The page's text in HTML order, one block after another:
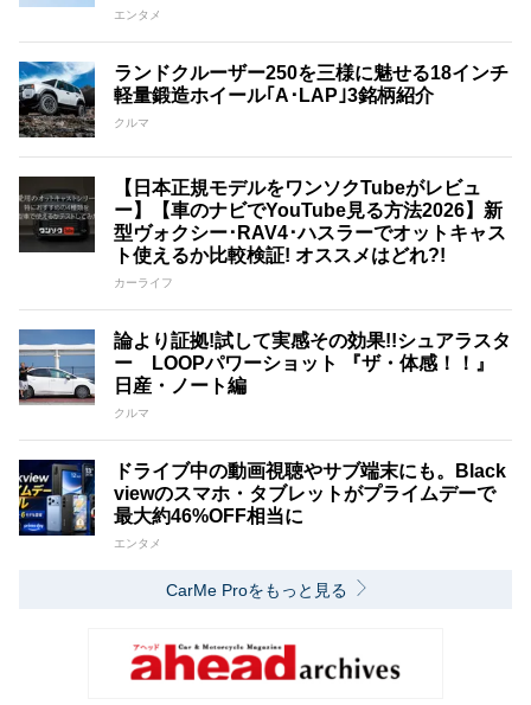
エンタメ
ランドクルーザー250を三様に魅せる18インチ
軽量鍛造ホイール｢A･LAP｣3銘柄紹介
クルマ
【日本正規モデルをワンソクTubeがレビュ
ー】【車のナビでYouTube見る方法2026】新
型ヴォクシー･RAV4･ハスラーでオットキャス
ト使えるか比較検証! オススメはどれ?!
カーライフ
論より証拠!試して実感その効果!!シュアラスタ
ー LOOPパワーショット 『ザ・体感！！』
日産・ノート編
クルマ
ドライブ中の動画視聴やサブ端末にも。Black
viewのスマホ・タブレットがプライムデーで
最大約46%OFF相当に
エンタメ
CarMe Proをもっと見る